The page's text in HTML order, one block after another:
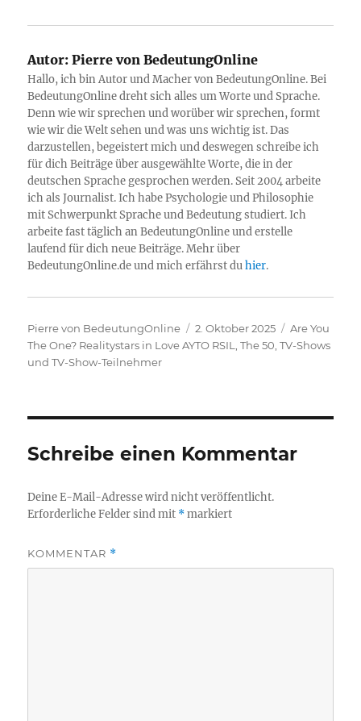
Autor: Pierre von BedeutungOnline
Hallo, ich bin Autor und Macher von BedeutungOnline. Bei
BedeutungOnline dreht sich alles um Worte und Sprache.
Denn wie wir sprechen und worüber wir sprechen, formt
wie wir die Welt sehen und was uns wichtig ist. Das
darzustellen, begeistert mich und deswegen schreibe ich
für dich Beiträge über ausgewählte Worte, die in der
deutschen Sprache gesprochen werden. Seit 2004 arbeite
ich als Journalist. Ich habe Psychologie und Philosophie
mit Schwerpunkt Sprache und Bedeutung studiert. Ich
arbeite fast täglich an BedeutungOnline und erstelle
laufend für dich neue Beiträge. Mehr über
BedeutungOnline.de und mich erfährst duhier.
Autor
Pierre von BedeutungOnline
Veröffentlicht
am
2. Oktober 2025 Kategorien
Are You
The One? Realitystars in Love AYTO RSIL
,The 50 ,TV-Shows
und TV-Show-Teilnehmer
Schreibe einen Kommentar
Deine E-Mail-Adresse wird nicht veröffentlicht.
Erforderliche Felder sind mit *markiert
KOMMENTAR *